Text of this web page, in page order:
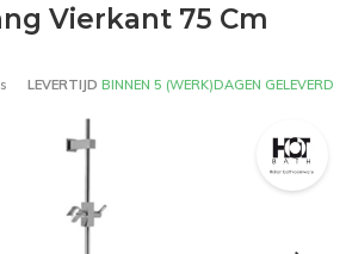
Vierkant 75 Cm
LEVERTIJD BINNEN 5 (WERK)DAGEN GELEVERD